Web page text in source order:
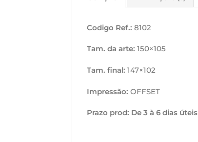
Codigo Ref.: 8102
Tam. da arte: 150×105
Tam. final: 147×102
Impressão: OFFSET
Prazo prod: De 3 à 6 dias úteis